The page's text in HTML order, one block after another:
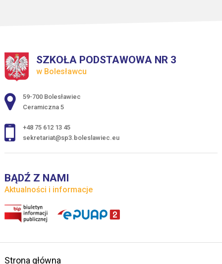
SZKOŁA PODSTAWOWA NR 3
w Bolesławcu
Adres pocztowy:
59-700 Bolesławiec
Ceramiczna 5
+48 75 612 13 45
sekretariat@sp3.boleslawiec.eu
BĄDŹ Z NAMI
Aktualności i informacje
Strona główna